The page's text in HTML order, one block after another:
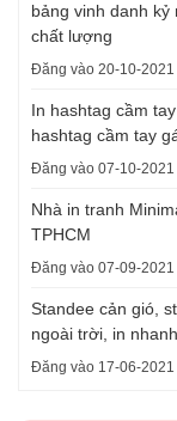
bảng vinh danh
chất lượng
Đăng vào 20-10-2021
In hashtag cầm
hashtag cầm tay
Đăng vào 07-10-2021
Nhà in tranh
TPHCM
Đăng vào 07-09-2021
Standee cản gió,
ngoài trời, in
Đăng vào 17-06-2021